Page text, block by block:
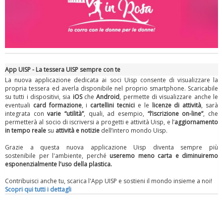
App UISP - La tessera UISP sempre con te
La nuova applicazione dedicata ai soci Uisp consente di visualizzare la
propria tessera ed averla disponibile nel proprio smartphone. Scaricabile
su tutti i dispositivi, sia iOScheAndroid, permette di visualizzare anche le
eventuali card formazione, i cartellini tecnici e le licenze di attività, sarà
integrata convarie “utilità”, quali, ad esempio, “l’iscrizione on-line”, che
permetterà al socio di iscriversi a progetti e attività Uisp, e l’aggiornamento
in tempo reale su attività e notizie dell’intero mondo Uisp.
Grazie a questa nuova applicazione Uisp diventa sempre più
sostenibile per l'ambiente, perché useremo meno carta e diminuiremo
esponenzialmente l'uso della plastica.
Contribuisci anche tu, scarica l'App UISP e sostieni il mondo insieme a noi!
Scopri qui tutti i dettagli